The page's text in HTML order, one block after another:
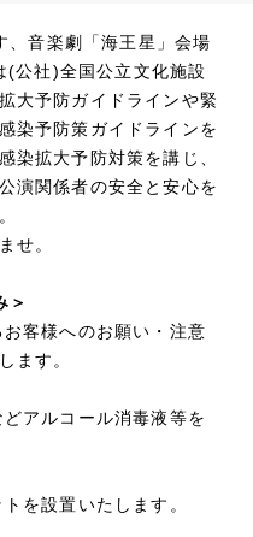
音楽劇「海王星」会場
(公社)全国公立文化施設
大予防ガイドラインや緊
染予防策ガイドラインを
染拡大予防対策を講じ、
演関係者の安全と安心を
せ。
＞
客様へのお願い・注意
ます。
アルコール消毒液等を
を設置いたします。